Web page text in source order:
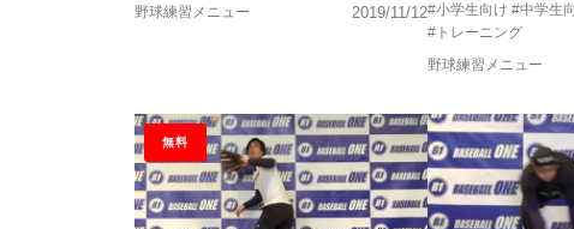
野球練習メニュー
2019/11/12#小学生向け #中学生
#トレーニング
野球練習メニュー
無料